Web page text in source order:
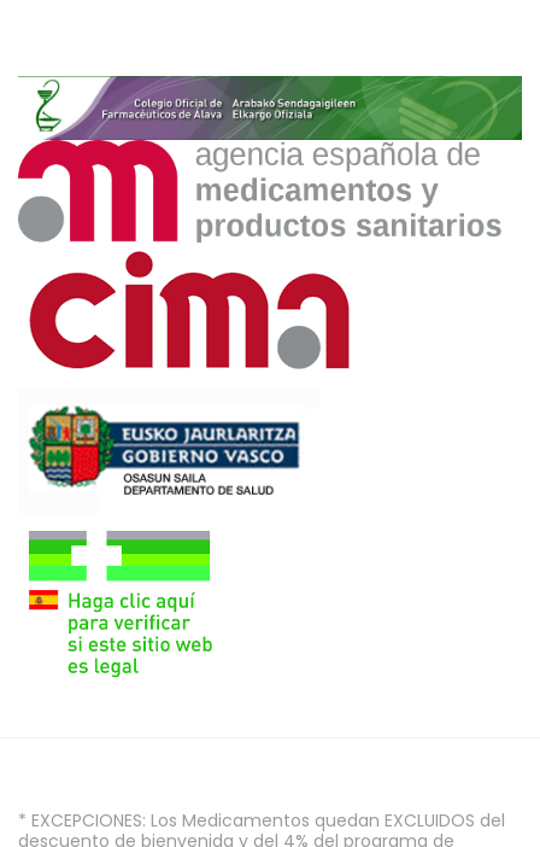
* EXCEPCIONES: Los Medicamentos quedan EXCLUIDOS del
descuento de bienvenida y del 4% del programa de